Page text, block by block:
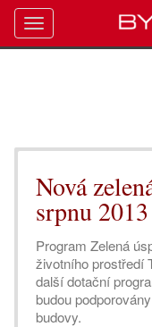
Nová
srpnu 2013
Program Zelená
životního prostředí
další dotační
budou
budovy.
Toggle
navigation